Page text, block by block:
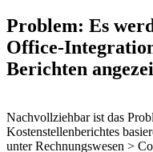
Problem: Es
Office-
Berichten
Nachvollziehbar ist das
Kostenstellenberichtes
unter Rechnungswesen >